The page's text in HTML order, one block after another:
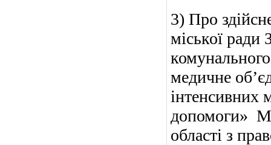
3) Про
міської ради
медичне
інтенсивних
допомоги»
області з